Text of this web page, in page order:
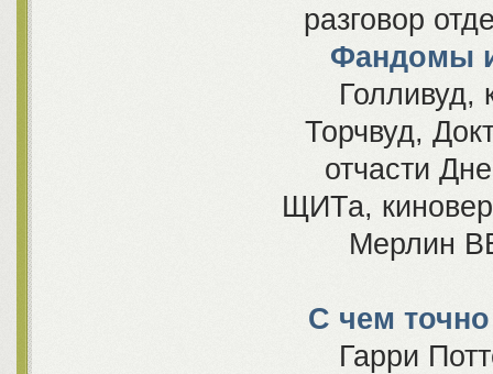
разговор
Фандомы
Голливуд,
Торчвуд,
отчасти
ЩИТа,
Мерлин
С чем
Гарри